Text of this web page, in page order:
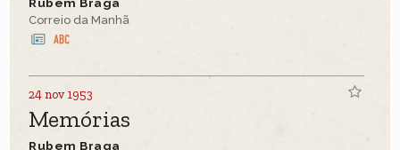
Correio da Manhã
24 nov 1953
Memórias
Rubem Braga